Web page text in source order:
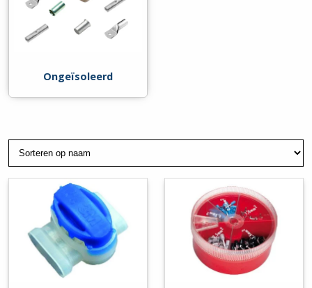
Ongeïsoleerd